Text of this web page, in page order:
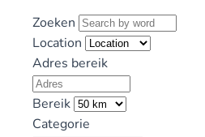
Zoeken
Location
Adres bereik
Bereik
Categorie